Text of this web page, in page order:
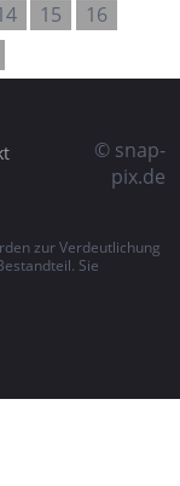
15
16
© snap-
pix.de
zur Verdeutlichung
Sie